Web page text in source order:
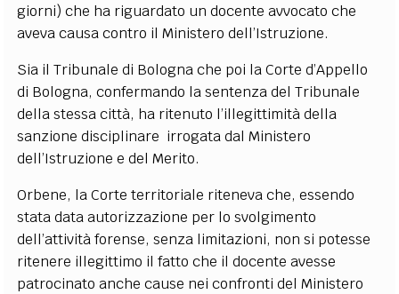
giorni) che ha riguardato un docente avvocato che
aveva causa contro il Ministero dell’Istruzione.
Sia il Tribunale di Bologna che poi la Corte d’Appello
di Bologna, confermando la sentenza del Tribunale
della stessa città, ha ritenuto l’illegittimità della
sanzione disciplinare irrogata dal Ministero
dell’Istruzione e del Merito.
Orbene, la Corte territoriale riteneva che, essendo
stata data autorizzazione per lo svolgimento
dell’attività forense, senza limitazioni, non si potesse
ritenere illegittimo il fatto che il docente avesse
patrocinato anche cause nei confronti del Ministero